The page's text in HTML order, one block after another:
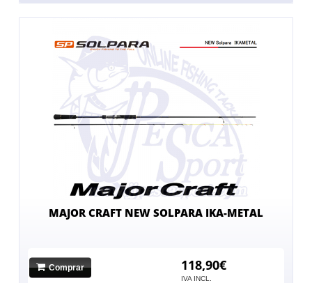
MAJOR CRAFT NEW SOLPARA IKA-METAL
Comprar 118,90€
IVA INCL.